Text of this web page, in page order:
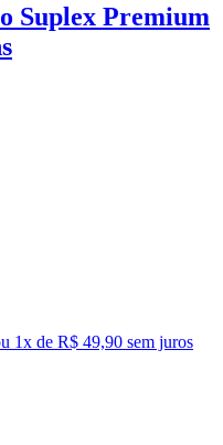
Suplex Premium
1x de R$ 49,90 sem juros